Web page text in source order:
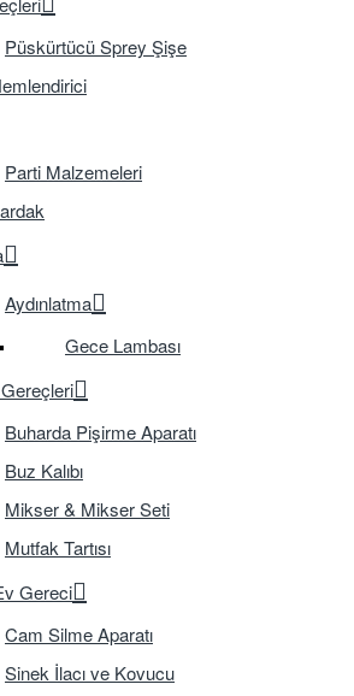
Püskürtücü Sprey Şişe
Parti Malzemeleri
Aydınlatma
Gece Lambası
Buharda Pişirme Aparatı
Buz Kalıbı
Mikser & Mikser Seti
Mutfak Tartısı
Gereci
Cam Silme Aparatı
Sinek İlacı ve Kovucu